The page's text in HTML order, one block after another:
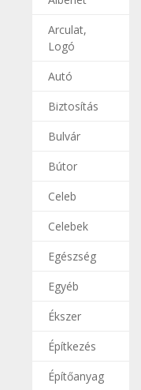
Arculat,
Logó
Autó
Biztosítás
Bulvár
Bútor
Celeb
Celebek
Egészség
Egyéb
Ékszer
Építkezés
Építőanyag